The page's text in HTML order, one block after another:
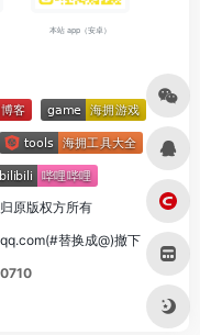
本站 app（安卓）
原版权方所有
替换成@)撤下